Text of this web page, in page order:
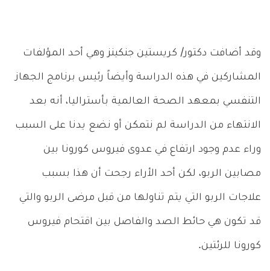
وقد أضافت دكتور/ كريستين جنكينز وهي أحد المؤلفات
المشاركين في هذه الدراسة وأيضاً رئيس برنامج الجهاز
التنفسي بمعهد الصحة العالمية بأستراليا، أنه بعد
الانتهاء من الدراسة لم نتمكن أو نضع يدنا على السبب
وراء عدم وجود ارتفاع في عدوى فيروس كورونا بين
مصابين الربو، لكن أحد الأراء رجحت أن هذا بسبب
علاجات الربو التي يتم تناولها من قبل مرضى الربو والتي
قد تكون هي حائط الصد والفاصل بين اقتحام فيروس
كورونا للرئتين.